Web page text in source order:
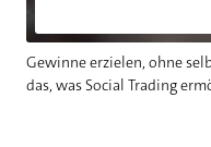
Gewinne erzielen, ohne
das, was Social Trading